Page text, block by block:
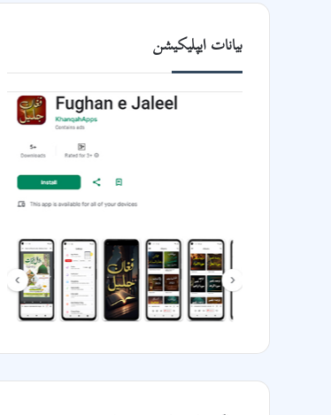
بیانات ایپلیکیشن